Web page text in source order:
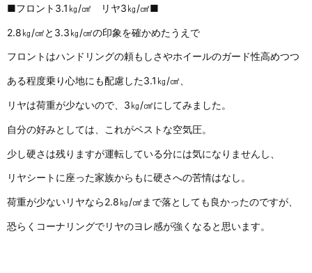
■フロント3.1㎏/㎠ リヤ3㎏/㎠■
2.8㎏/㎠と3.3㎏/㎠の印象を確かめたうえで
フロントはハンドリングの頼もしさやホイールのガード性高めつつ
ある程度乗り心地にも配慮した3.1㎏/㎠、
リヤは荷重が少ないので、3㎏/㎠にしてみました。
自分の好みとしては、これがベストな空気圧。
少し硬さは残りますが運転している分には気になりませんし、
リヤシートに座った家族からもに硬さへの苦情はなし。
荷重が少ないリヤなら2.8㎏/㎠まで落としても良かったのですが、
恐らくコーナリングでリヤのヨレ感が強くなると思います。